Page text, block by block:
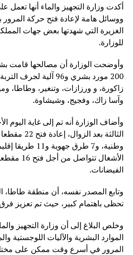
أكدت وزارة التجهيز والماء أنها تعمل
ووسائل هامة لإعادة فتح حركة المرور
الغزيرة التي شهدتها بعض جهات
للوزارة.
وأوضحت الوزارة أن مصالحها قامت
200 مورد بشري و96 آلية
زاكورة، و ورزازات، وتنغير، وطاطا،
وآسا زاك، وفجيج، وشيشاوة.
وطنية، و7 طرق
الأشغال
الفيضانات.
وتابع المصدر نفسه، أن منطقة
تحظى باهتمام كبير، حيث تم تعزيز
وخلص البلاغ إلى أن وزارة التجهيز
الموارد البشرية والآليات اللوجستية
المرور في أسرع وقت ممكن على